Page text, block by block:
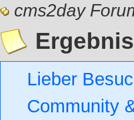
cms2day
Lieber
Community